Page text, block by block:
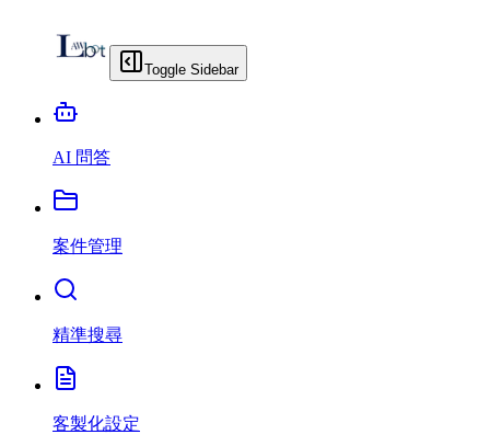
Toggle Sidebar
AI 問答
案件管理
精準搜尋
客製化設定